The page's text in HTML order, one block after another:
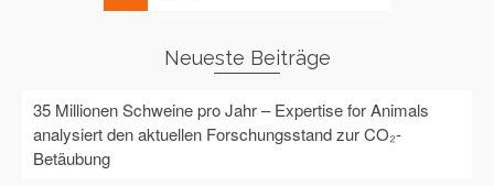
Neueste Beiträge
35 Millionen Schweine pro Jahr – Expertise for Animals
analysiert den aktuellen Forschungsstand zur CO₂-
Betäubung